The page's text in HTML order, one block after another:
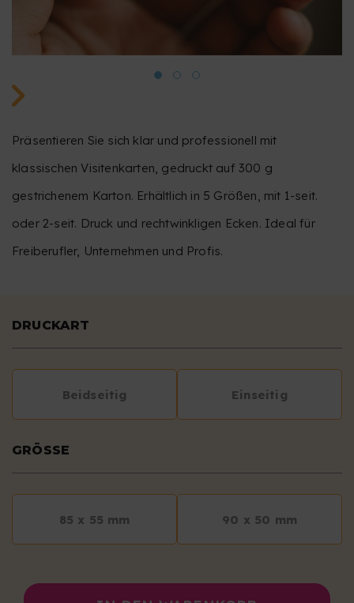
Präsentieren Sie sich klar und professionell mit
klassischen Visitenkarten, gedruckt auf 300 g
gestrichenem Karton. Erhältlich in 5 Größen, mit 1-seit.
oder 2-seit. Druck und rechtwinkligen Ecken. Ideal für
Freiberufler, Unternehmen und Profis.
DRUCKART
Beidseitig Einseitig
GRÖSSE
85 x 55 mm 90 x 50 mm